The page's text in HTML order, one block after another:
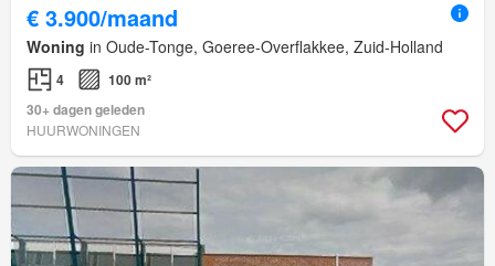
€ 3.900/maand
Woning in Oude-Tonge, Goeree-Overflakkee, Zuid-Holland
4
100 m²
30+ dagen geleden
HUURWONINGEN